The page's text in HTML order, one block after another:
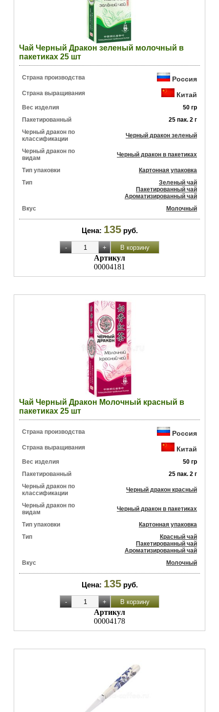
Чай Черный Дракон зеленый молочный в
пакетиках 25 шт
Страна производства Россия
Страна выращивания Китай
Вес изделия
50 гр
Пакетированный
25 пак. 2 г
Черный дракон по
классификации
Черный дракон зеленый
Черный дракон по
видам
Черный дракон в пакетиках
Тип упаковки
Картонная упаковка
Тип
Зеленый чай
Пакетированный чай
Ароматизированный чай
Вкус
Молочный
Цена: 135 руб.
Артикул
00004181
Чай Черный Дракон Молочный красный в
пакетиках 25 шт
Страна производства Россия
Страна выращивания Китай
Вес изделия
50 гр
Пакетированный
25 пак. 2 г
Черный дракон по
классификации
Черный дракон красный
Черный дракон по
видам
Черный дракон в пакетиках
Тип упаковки
Картонная упаковка
Тип
Красный чай
Пакетированный чай
Ароматизированный чай
Вкус
Молочный
Цена: 135 руб.
Артикул
00004178